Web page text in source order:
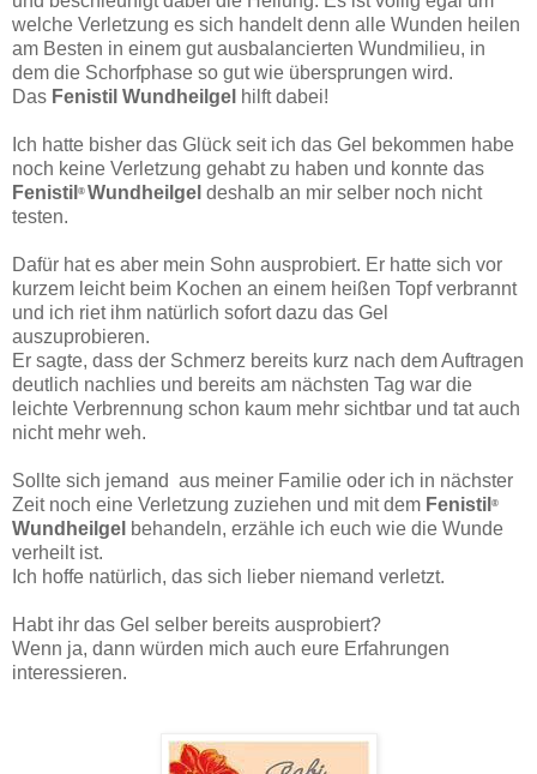
welche Verletzung es sich handelt denn alle Wunden heilen
am Besten in einem gut ausbalancierten Wundmilieu, in
dem die Schorfphase so gut wie übersprungen wird.
Das Fenistil Wundheilgel hilft dabei!
Ich hatte bisher das Glück seit ich das Gel bekommen habe
noch keine Verletzung gehabt zu haben und konnte das
Fenistil ® Wundheilgel deshalb an mir selber noch nicht
testen.
Dafür hat es aber mein Sohn ausprobiert. Er hatte sich vor
kurzem leicht beim Kochen an einem heißen Topf verbrannt
und ich riet ihm natürlich sofort dazu das Gel
auszuprobieren.
Er sagte, dass der Schmerz bereits kurz nach dem Auftragen
deutlich nachlies und bereits am nächsten Tag war die
leichte Verbrennung schon kaum mehr sichtbar und tat auch
nicht mehr weh.
Sollte sich jemand aus meiner Familie oder ich in nächster
Zeit noch eine Verletzung zuziehen und mit dem Fenistil ®
Wundheilgel behandeln, erzähle ich euch wie die Wunde
verheilt ist.
Ich hoffe natürlich, das sich lieber niemand verletzt.
Habt ihr das Gel selber bereits ausprobiert?
Wenn ja, dann würden mich auch eure Erfahrungen
interessieren.